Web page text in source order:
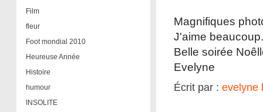
Film
fleur
Foot mondial 2010
Heureuse Année
Histoire
humour
INSOLITE
Magnifiques
J'aime beaucoup.
Belle soirée
Evelyne
Écrit par : evelyne